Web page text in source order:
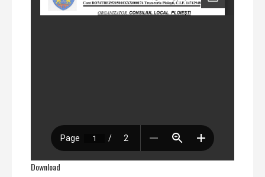
Download